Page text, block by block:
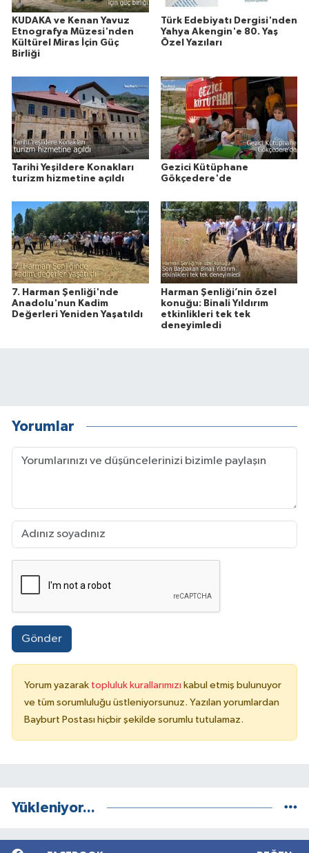
KUDAKA ve Kenan Yavuz
Etnografya Müzesi'nden
Kültürel Miras İçin Güç
Birliği
Türk Edebiyatı Dergisi'nden
Yahya Akengin'e 80. Yaş
Özel Yazıları
Tarihi Yeşildere Konakları
turizm hizmetine açıldı
Gezici Kütüphane
Gökçedere'de
7. Harman Şenliği'nde
Anadolu'nun Kadim
Değerleri Yeniden Yaşatıldı
Harman Şenliği’nin özel
konuğu: Binali Yıldırım
etkinlikleri tek tek
deneyimledi
Yorumlar
Gönder
Yorum yazarak topluluk kurallarımızı kabul etmiş bulunuyor
ve tüm sorumluluğu üstleniyorsunuz. Yazılan yorumlardan
Bayburt Postası hiçbir şekilde sorumlu tutulamaz.
Yükleniyor...